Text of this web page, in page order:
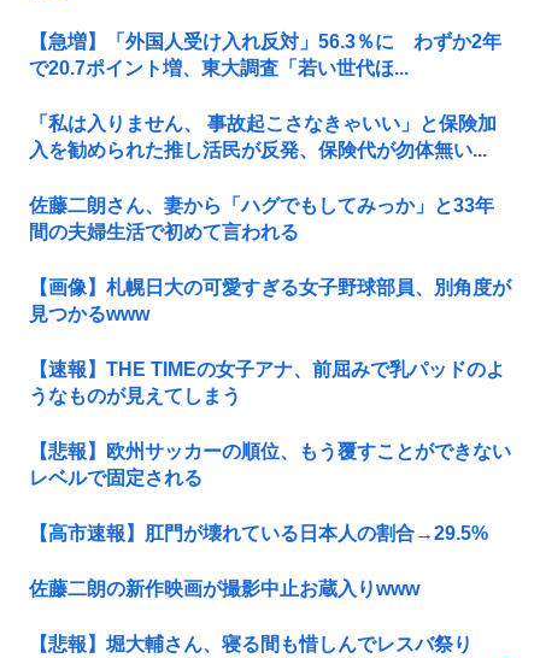
【急増】「外国人受け入れ反対」56.3％に わずか2年
で20.7ポイント増、東大調査「若い世代ほ...
「私は入りません、 事故起こさなきゃいい」と保険加
入を勧められた推し活民が反発、保険代が勿体無い...
佐藤二朗さん、妻から「ハグでもしてみっか」と33年
間の夫婦生活で初めて言われる
【画像】札幌日大の可愛すぎる女子野球部員、別角度が
見つかるwww
【速報】THE TIMEの女子アナ、前屈みで乳パッドのよ
うなものが見えてしまう
【悲報】欧州サッカーの順位、もう覆すことができない
レベルで固定される
【高市速報】肛門が壊れている日本人の割合→29.5%
佐藤二朗の新作映画が撮影中止お蔵入りwww
【悲報】堀大輔さん、寝る間も惜しんでレスバ祭り